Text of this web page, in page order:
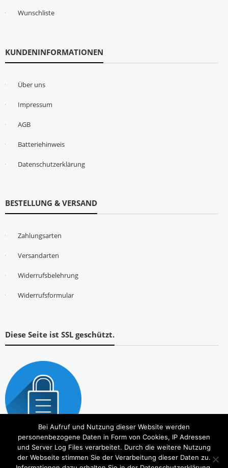
Wunschliste
KUNDENINFORMATIONEN
Über uns
Impressum
AGB
Batteriehinweis
Datenschutzerklärung
BESTELLUNG & VERSAND
Zahlungsarten
Versandarten
Widerrufsbelehrung
Widerrufsformular
Diese Seite ist SSL geschützt.
Bei Aufruf und Nutzung dieser Website werden
personenbezogene Daten in Form von Cookies, IP Adressen
und Server Log Files verarbeitet. Durch die weitere Nutzung
der Webseite stimmen Sie der Verarbeitung dieser Daten zu.